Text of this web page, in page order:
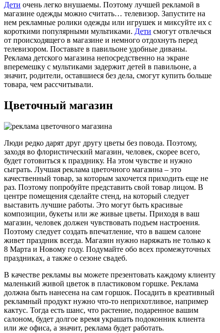
Дети очень легко внушаемы. Поэтому лучшей рекламой в
магазине одежды можно считать… телевизор. Запустите на
нем рекламные ролики одежды или игрушек и миксуйте их с
короткими популярными мультиками. Дети смогут отвлечься
от происходящего в магазине и немного отдохнуть перед
телевизором. Поставьте в павильоне удобные диваны.
Реклама детского магазина непосредственно на экране
вперемешку с мультиками задержит детей в павильоне, а
значит, родители, оставшиеся без дела, смогут купить больше
товара, чем рассчитывали.
Цветочный магазин
Люди редко дарят друг другу цветы без повода. Поэтому,
заходя во флористический магазин, человек, скорее всего,
будет готовиться к празднику. На этом чувстве и нужно
сыграть. Лучшая реклама цветочного магазина – это
качественный товар, за которым захочется приходить еще не
раз. Поэтому попробуйте представить свой товар лицом. В
центре помещения сделайте стенд, на который следует
выставить лучшие работы. Это могут быть красивые
композиции, букеты или же живые цветы. Приходя в ваш
магазин, человек должен чувствовать подъем настроения.
Поэтому следует создать впечатление, что в вашем салоне
живет праздник всегда. Магазин нужно наряжать не только к
8 Марта и Новому году. Подумайте обо всех промежуточных
праздниках, а также о сезоне свадеб.
В качестве рекламы вы можете презентовать каждому клиенту
маленький живой цветок в пластиковом горшке. Реклама
должна быть нанесена на сам горшок. Посадить в креативный
рекламный продукт нужно что-то неприхотливое, например
кактус. Тогда есть шанс, что растение, подаренное вашим
салоном, будет долгое время украшать подоконник клиента
или же офиса, а значит, реклама будет работать.